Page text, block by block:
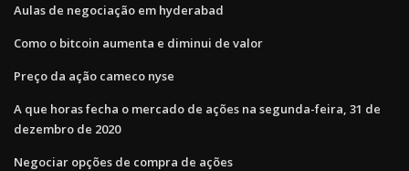
Aulas de negociação em hyderabad
Como o bitcoin aumenta e diminui de valor
Preço da ação cameco nyse
A que horas fecha o mercado de ações na segunda-feira, 31 de
dezembro de 2020
Negociar opções de compra de ações